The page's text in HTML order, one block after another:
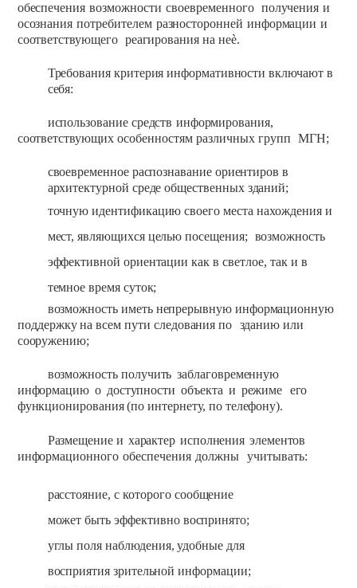
обеспечения возможности своевременного получения и
осознания потребителем разносторонней информации и
соответствующего реагированиянанеѐ.
Требования критерия информативности включаютв
себя:
использование средств информирования,
соответствующих особенностям различных групп МГН;
своевременное распознавание ориентиров в
архитектурной среде общественных зданий;
точную идентификацию своего места нахождения и
мест, являющихся целью посещения; возможность
эффективной ориентации как всветлое, так и в
темное время суток;
возможность иметь непрерывную информационную
поддержку на всем пути следования по зданию или
сооружению;
возможность получить заблаговременную
информацию о доступности объекта и режиме его
функционирования (поинтернету, по телефону).
Размещение и характер исполнения элементов
информационного обеспечения должны учитывать:
расстояние, с которого сообщение
может быть эффективно воспринято;
углыполянаблюдения, удобные для
восприятия зрительной информации;